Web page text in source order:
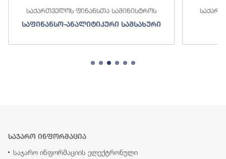
საქართველოს ფინანსთა სამინისტროს
საფინანსო-ანალიტიკური სამსახური
საჯარო ინფორმაცია
საჯარო ინფორმაციის ელექტრონული